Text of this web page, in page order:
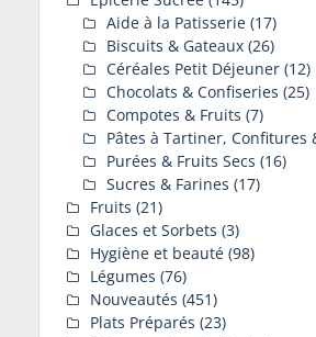
Aide à la Patisserie (17)
Biscuits & Gateaux (26)
Céréales Petit Déjeuner (12)
Chocolats & Confiseries (25)
Compotes & Fruits (7)
Pâtes à Tartiner, Confitures
Purées & Fruits Secs (16)
Sucres & Farines (17)
Fruits (21)
Glaces et Sorbets (3)
Hygiène et beauté (98)
Légumes (76)
Nouveautés (451)
Plats Préparés (23)